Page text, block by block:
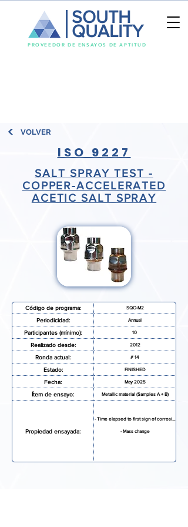
PROVEEDOR DE ENSAYOS DE APTITUD
SOUTH
QUALITY
VOLVER
ISO 9227
SALT SPRAY TEST -
COPPER-ACCELERATED
ACETIC SALT SPRAY
Código de programa: SQO-M2
Periodicidad: Annual
Participantes (mínimo): 10
Realizado desde: 2012
Ronda actual: # 14
Estado: FINISHED
Fecha: May 2025
Ítem de ensayo: Metallic material (Samples A + B)
Propiedad ensayada:
- Time elapsed to first sign of corrosion
- Mass change